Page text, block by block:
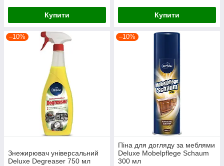
Купити Купити
–10%
Знежирювач універсальний
Deluxe Degreaser 750 мл
–10%
Піна для догляду за меблями
Deluxe Mobelpflege Schaum
300 мл